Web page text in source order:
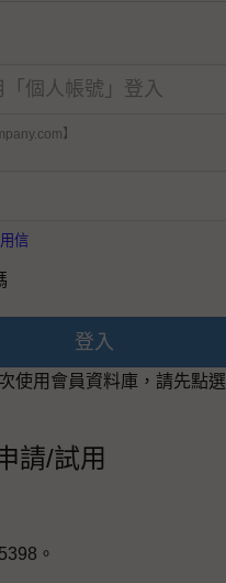
】
信
登入
使用會員資料庫，請先點選
請/試用
。